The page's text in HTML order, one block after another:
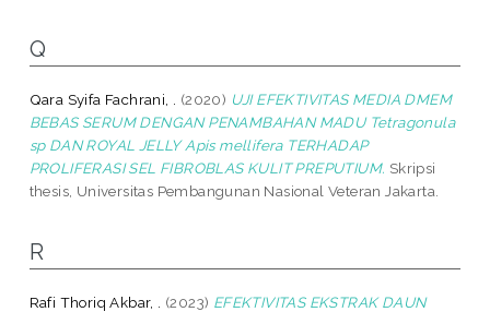
Q
Qara Syifa Fachrani, . (2020) UJI EFEKTIVITAS MEDIA DMEM
BEBAS SERUM DENGAN PENAMBAHAN MADU Tetragonula
sp DAN ROYAL JELLY Apis mellifera TERHADAP
PROLIFERASI SEL FIBROBLAS KULIT PREPUTIUM. Skripsi
thesis, Universitas Pembangunan Nasional Veteran Jakarta.
R
Rafi Thoriq Akbar, . (2023) EFEKTIVITAS EKSTRAK DAUN